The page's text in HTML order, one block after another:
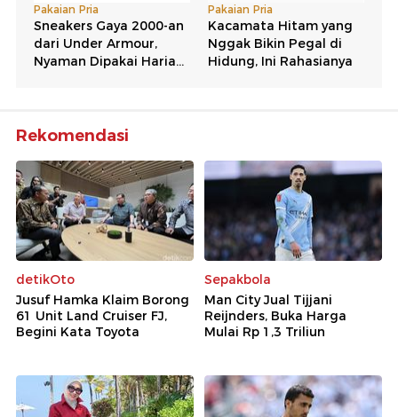
Rekomendasi
detikOto
Jusuf Hamka Klaim Borong
61 Unit Land Cruiser FJ,
Begini Kata Toyota
Sepakbola
Man City Jual Tijjani
Reijnders, Buka Harga
Mulai Rp 1,3 Triliun